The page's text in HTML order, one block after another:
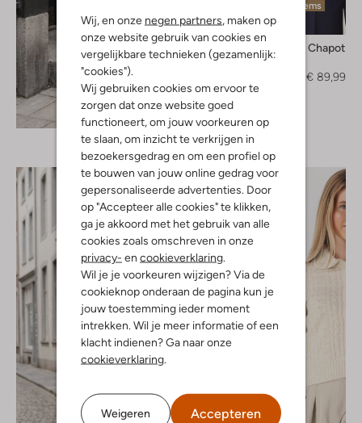
Wij, en onze negen partners, maken op
onze website gebruik van cookies en
vergelijkbare technieken (gezamenlijk:
"cookies").
Wij gebruiken cookies om ervoor te
zorgen dat onze website goed
functioneert, om jouw voorkeuren op
te slaan, om inzicht te verkrijgen in
bezoekersgedrag en om een profiel op
te bouwen van jouw online gedrag voor
gepersonaliseerde advertenties. Door
op "Accepteer alle cookies" te klikken,
ga je akkoord met het gebruik van alle
cookies zoals omschreven in onze
privacy- en cookieverklaring.
Wil je je voorkeuren wijzigen? Via de
cookieknop onderaan de pagina kun je
jouw toestemming ieder moment
intrekken. Wil je meer informatie of een
klacht indienen? Ga naar onze
cookieverklaring.
Weigeren Accepteren
Ontdek de look
Laatste items
-40%
Fabienne Chapot
Trui
€ 89,99